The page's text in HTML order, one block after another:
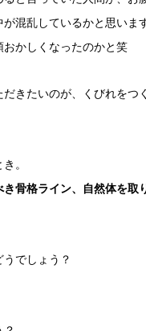
混乱しているかと思います
おかしくなったのかと笑
きたいのが、くびれをつ
。
き骨格ライン、自然体を取
でしょう？